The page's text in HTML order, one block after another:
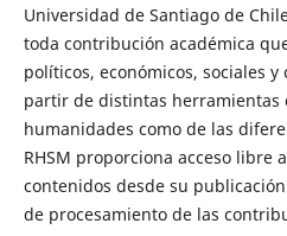
Universidad de Santiago de
toda contribución académica
políticos, económicos, sociales
partir de distintas herramientas
humanidades como de las
RHSM proporciona acceso libre
contenidos desde su
de procesamiento de las